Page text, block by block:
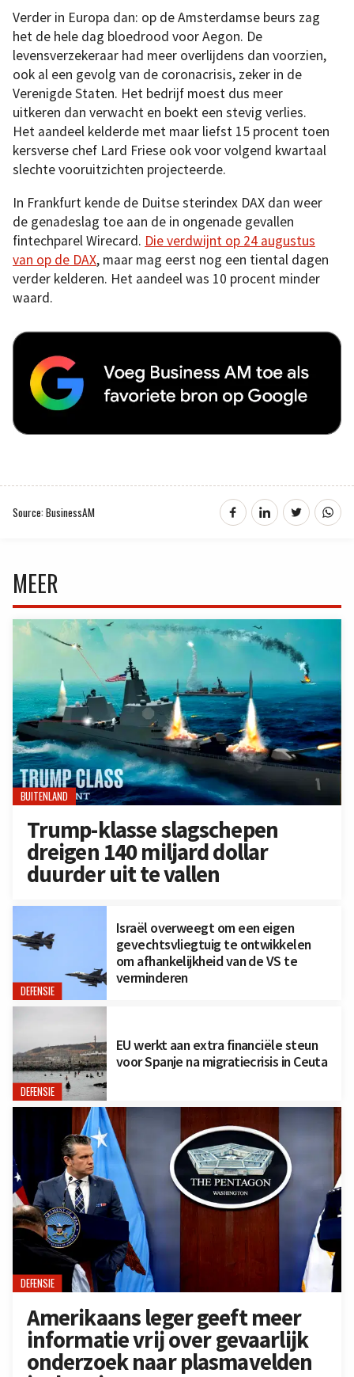
Verder in Europa dan: op de Amsterdamse beurs zag
het de hele dag bloedrood voor Aegon. De
levensverzekeraar had meer overlijdens dan voorzien,
ook al een gevolg van de coronacrisis, zeker in de
Verenigde Staten. Het bedrijf moest dus meer
uitkeren dan verwacht en boekt een stevig verlies.
Het aandeel kelderde met maar liefst 15 procent toen
kersverse chef Lard Friese ook voor volgend kwartaal
slechte vooruitzichten projecteerde.
In Frankfurt kende de Duitse sterindex DAX dan weer
de genadeslag toe aan de in ongenade gevallen
fintechparel Wirecard. Die verdwijnt op 24 augustus
van op de DAX, maar mag eerst nog een tiental dagen
verder kelderen. Het aandeel was 10 procent minder
waard.
Source: BusinessAM
MEER
BUITENLAND
Trump-klasse slagschepen
dreigen 140 miljard dollar
duurder uit te vallen
DEFENSIE
Israël overweegt om een eigen
gevechtsvliegtuig te ontwikkelen
om afhankelijkheid van de VS te
verminderen
DEFENSIE
EU werkt aan extra financiële steun
voor Spanje na migratiecrisis in Ceuta
DEFENSIE
Amerikaans leger geeft meer
informatie vrij over gevaarlijk
onderzoek naar plasmavelden